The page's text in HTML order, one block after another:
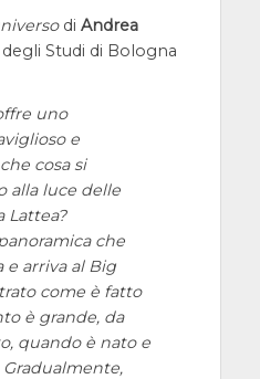
di Andrea
Studi di Bologna
uno
e
cosa si
alla luce delle
Lattea?
che
e arriva al Big
come è fatto
è grande, da
quando è nato e